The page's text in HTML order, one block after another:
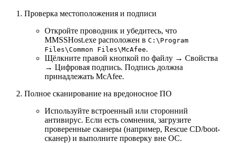
Проверка местоположения и подписи
Откройте проводник и убедитесь, что
MMSSHost.exe расположен в C:\Program
Files\Common Files\McAfee.
Щёлкните правой кнопкой по файлу → Свойства
→ Цифровая подпись. Подпись должна
принадлежать McAfee.
Полное сканирование на вредоносное ПО
Используйте встроенный или сторонний
антивирус. Если есть сомнения, загрузите
проверенные сканеры (например, Rescue CD/boot-
сканер) и выполните проверку вне ОС.